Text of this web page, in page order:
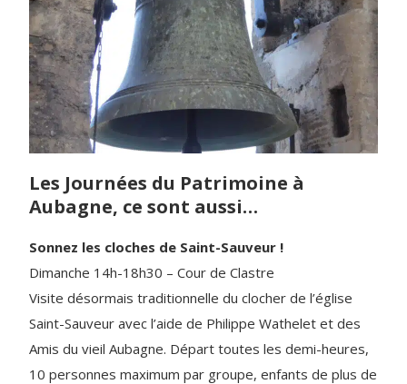
Les Journées du Patrimoine à
Aubagne, ce sont aussi…
Sonnez les cloches de Saint-Sauveur !
Dimanche 14h-18h30 – Cour de Clastre
Visite désormais traditionnelle du clocher de l’église
Saint-Sauveur avec l’aide de Philippe Wathelet et des
Amis du vieil Aubagne. Départ toutes les demi-heures,
10 personnes maximum par groupe, enfants de plus de